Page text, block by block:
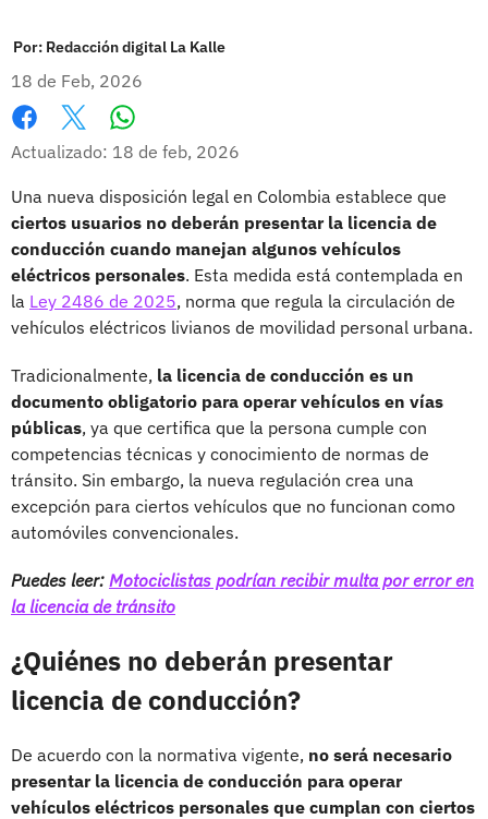
Por: Redacción digital La Kalle
18 de Feb, 2026
Facebook
X
Actualizado: 18 de feb, 2026
Una nueva disposición legal en Colombia establece que
ciertos usuarios no deberán presentar la licencia de
conducción cuando manejan algunos vehículos
eléctricos personales. Esta medida está contemplada en
la Ley 2486 de 2025, norma que regula la circulación de
vehículos eléctricos livianos de movilidad personal urbana.
Tradicionalmente, la licencia de conducción es un
documento obligatorio para operar vehículos en vías
públicas, ya que certifica que la persona cumple con
competencias técnicas y conocimiento de normas de
tránsito. Sin embargo, la nueva regulación crea una
excepción para ciertos vehículos que no funcionan como
automóviles convencionales.
Puedes leer: Motociclistas podrían recibir multa por error en
la licencia de tránsito
¿Quiénes no deberán presentar
licencia de conducción?
De acuerdo con la normativa vigente, no será necesario
presentar la licencia de conducción para operar
vehículos eléctricos personales que cumplan con ciertos